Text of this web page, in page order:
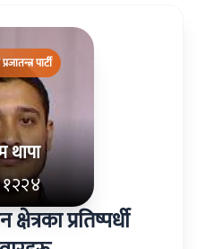
थापा
प्रजातन्त्र पार्टी
प्रतिष्पर्धी